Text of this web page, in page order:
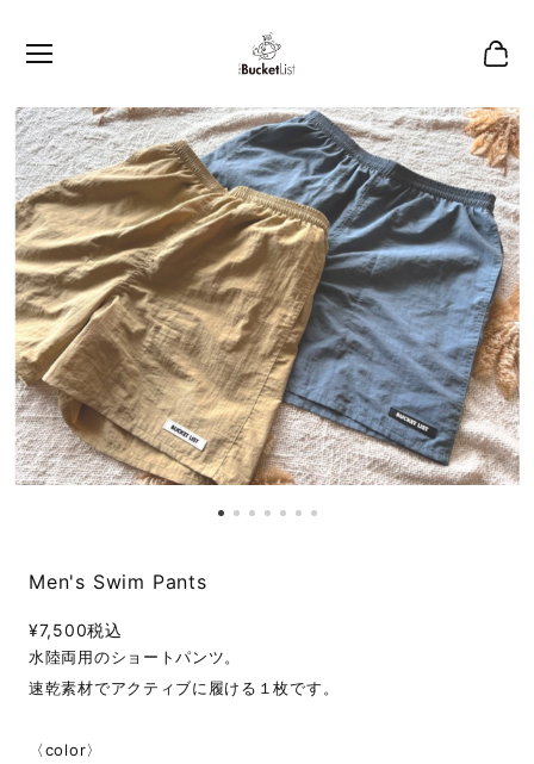
Men's Swim Pants
¥7,500税込
水陸両用のショートパンツ。
速乾素材でアクティブに履ける１枚です。
〈color〉